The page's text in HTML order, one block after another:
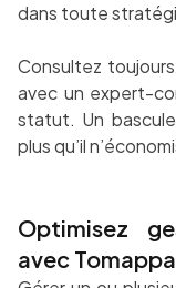
dans toute
Consultez
avec un expert-
statut. Un
plus qu’il
Optimisez
avec